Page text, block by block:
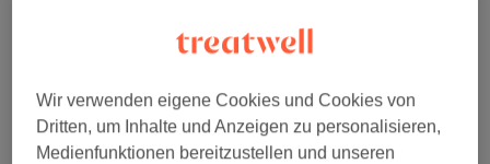
Maniküre mit Gellack
Alle Services
Wir verwenden eigene Cookies und Cookies von
Dritten, um Inhalte und Anzeigen zu personalisieren,
Medienfunktionen bereitzustellen und unseren